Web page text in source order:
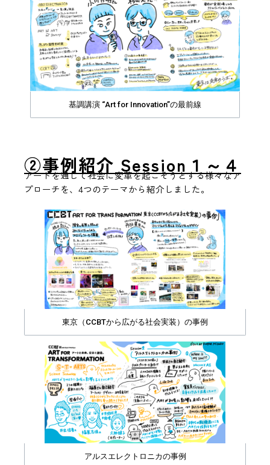
基調講演 “Art for Innovation”の最前線
②事例紹介 Session１～４
アートを通じて社会に変革を起こそうとする様々なア
プローチを、4つのテーマから紹介しました。
東京（CCBTから広がる社会実装）の事例
アルスエレクトロニカの事例